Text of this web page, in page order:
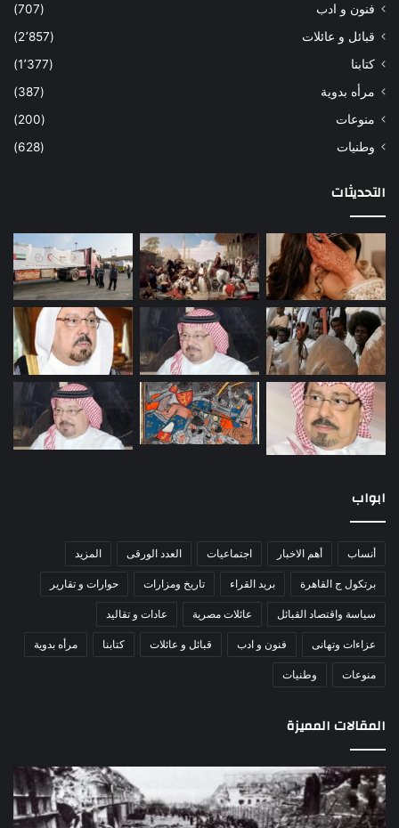
فنون و ادب
(707)
قبائل و عائلات
(2٬857)
كتابنا
(1٬377)
مرأه بدوية
(387)
منوعات
(200)
وطنيات
(628)
التحديثات
ابواب
أنساب أهم الاخبار اجتماعيات العدد الورقى المزيد
برتكول ج القاهرة بريد القراء تاريخ ومزارات حوارات و تقارير
سياسة واقتصاد القبائل عائلات مصرية عادات و تقاليد
عزاءات وتهانى فنون و ادب قبائل و عائلات كتابنا مرأه بدوية
منوعات وطنيات
المقالات المميزة
مذبحة
اللد..
القصة